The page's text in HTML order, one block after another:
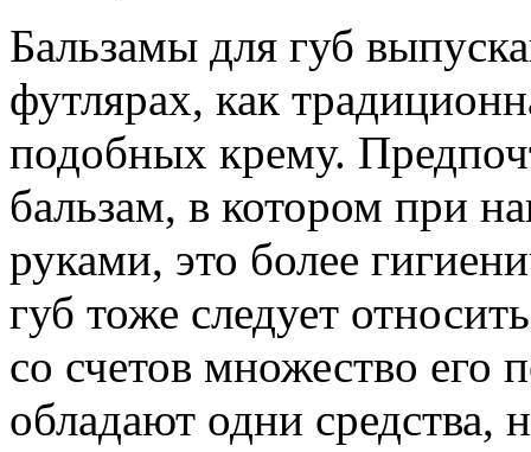
Бальзамы для губ
футлярах, как
подобных крему.
бальзам, в котором при
руками, это более
губ тоже следует
со счетов множество
обладают одни